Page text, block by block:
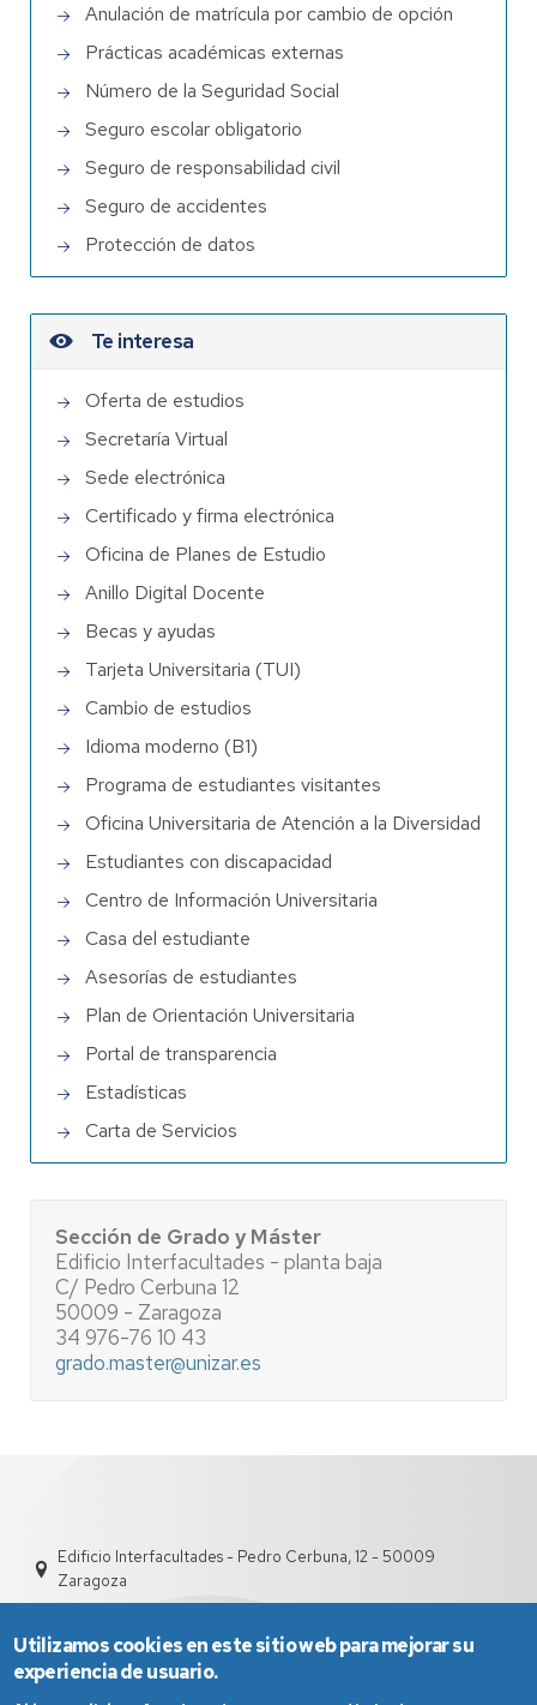
Anulación de matrícula por cambio de opción
Prácticas académicas externas
Número de la Seguridad Social
Seguro escolar obligatorio
Seguro de responsabilidad civil
Seguro de accidentes
Protección de datos
Te interesa
Oferta de estudios
Secretaría Virtual
Sede electrónica
Certificado y firma electrónica
Oficina de Planes de Estudio
Anillo Digital Docente
Becas y ayudas
Tarjeta Universitaria (TUI)
Cambio de estudios
Idioma moderno (B1)
Programa de estudiantes visitantes
Oficina Universitaria de Atención a la Diversidad
Estudiantes con discapacidad
Centro de Información Universitaria
Casa del estudiante
Asesorías de estudiantes
Plan de Orientación Universitaria
Portal de transparencia
Estadísticas
Carta de Servicios
Sección de Grado y Máster
Edificio Interfacultades - planta baja
C/ Pedro Cerbuna 12
50009 - Zaragoza
34 976-76 10 43
grado.master@unizar.es
Edificio Interfacultades - Pedro Cerbuna, 12 - 50009
Zaragoza
Utilizamos cookies en este sitio web para mejorar su
experiencia de usuario.